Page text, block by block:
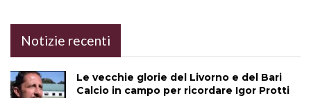
Notizie recenti
Le vecchie glorie del Livorno e del Bari
Calcio in campo per ricordare Igor Protti